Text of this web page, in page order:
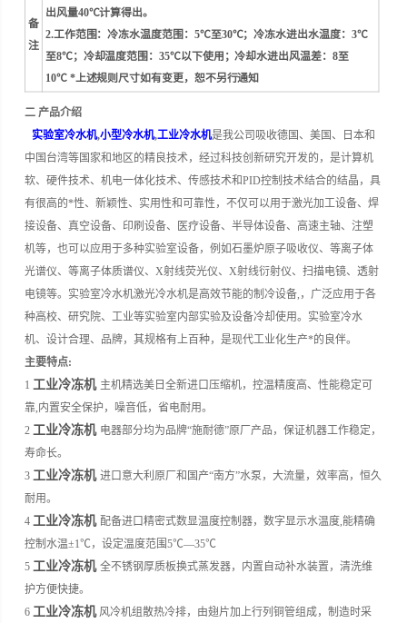
备
注
出风量40℃计算得出。
2.工作范围：冷冻水温度范围：5℃至30℃；冷冻水进出水温度：3℃
至8℃；冷却温度范围：35℃以下使用；冷却水进出风温差：8至
10℃ *上述规则尺寸如有变更，恕不另行通知
二 产品介绍
实验室冷水机,小型冷水机,工业冷水机是我公司吸收德国、美国、日本和
中国台湾等国家和地区的精良技术，经过科技创新研究开发的，是计算机
软、硬件技术、机电一体化技术、传感技术和PID控制技术结合的结晶，具
有很高的*性、新颖性、实用性和可靠性，不仅可以用于激光加工设备、焊
接设备、真空设备、印刷设备、医疗设备、半导体设备、高速主轴、注塑
机等，也可以应用于多种实验室设备，例如石墨炉原子吸收仪、等离子体
光谱仪、等离子体质谱仪、X射线荧光仪、X射线衍射仪、扫描电镜、透射
电镜等。 实验室冷水机激光冷水机是高效节能的制冷设备,，广泛应用于各
种高校、研究院、工业等实验室内部实验及设备冷却使用。 实验室冷水
机、设计合理、品牌，其规格有上百种，是现代工业化生产*的良伴。
主要特点:
1工业冷冻机 主机精选美日全新进口压缩机，控温精度高、性能稳定可
靠,内置安全保护，噪音低，省电耐用。
2工业冷冻机 电器部分均为品牌“施耐德”原厂产品，保证机器工作稳定，
寿命长。
3工业冷冻机 进口意大利原厂和国产“南方”水泵，大流量，效率高，恒久
耐用。
4工业冷冻机 配备进口精密式数显温度控制器，数字显示水温度,能精确
控制水温±1℃，设定温度范围5℃—35℃
5 工业冷冻机 全不锈钢厚质板换式蒸发器，内置自动补水装置，清洗维
护方便快捷。
6工业冷冻机 风冷机组散热冷排，由翅片加上行列铜管组成，制造时采